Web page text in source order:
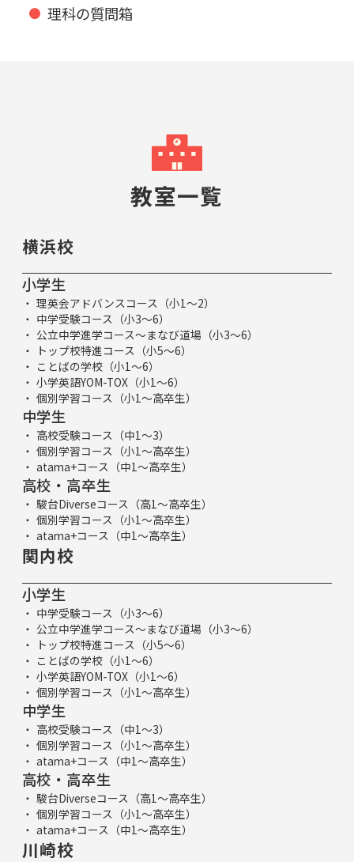
理科の質問箱
教室一覧
横浜校
小学生
理英会アドバンスコース（小1～2）
中学受験コース（小3～6）
公立中学進学コース～まなび道場（小3～6）
トップ校特進コース（小5～6）
ことばの学校（小1～6）
小学英語YOM-TOX（小1～6）
個別学習コース（小1～高卒生）
中学生
高校受験コース（中1～3）
個別学習コース（小1～高卒生）
atama+コース（中1～高卒生）
高校・高卒生
駿台Diverseコース（高1～高卒生）
個別学習コース（小1～高卒生）
atama+コース（中1～高卒生）
関内校
小学生
中学受験コース（小3～6）
公立中学進学コース～まなび道場（小3～6）
トップ校特進コース（小5～6）
ことばの学校（小1～6）
小学英語YOM-TOX（小1～6）
個別学習コース（小1～高卒生）
中学生
高校受験コース（中1～3）
個別学習コース（小1～高卒生）
atama+コース（中1～高卒生）
高校・高卒生
駿台Diverseコース（高1～高卒生）
個別学習コース（小1～高卒生）
atama+コース（中1～高卒生）
川崎校